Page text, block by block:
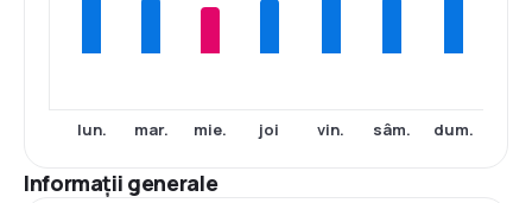
lun. mar. mie. joi vin. sâm. dum.
Informații generale